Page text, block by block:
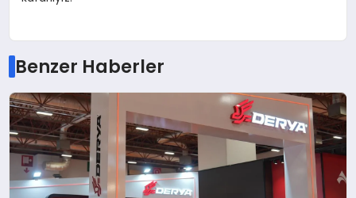
Benzer Haberler